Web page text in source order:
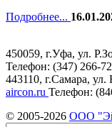
Подробнее...
450059, г.Уфа, ул.
Телефон: (347) 266-
443110, г.Самара,
aircon.ru Телефон:
© 2005-2026 ООО